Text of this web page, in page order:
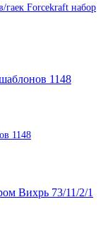
гаек Forcekraft набор
1148